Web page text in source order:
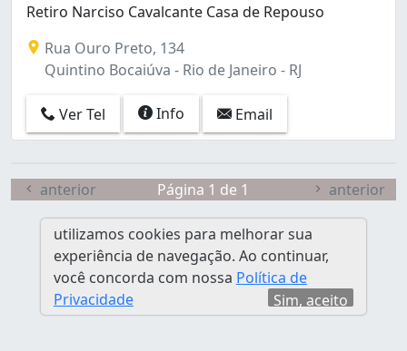
Centro (1)
Freguesia (Jacarepaguá) (1)
Glória (1)
Grajaú (2)
Guaratiba (3)
Itanhangá (1)
Madureira (2)
Moneró (1)
Méier (2)
Paciência (1)
Pechincha (1)
Penha Circular (1)
Retiro Narciso Cavalcante Casa de Repouso
Rua Ouro Preto, 134
Quintino Bocaiúva - Rio de Janeiro - RJ
Ver Tel Info Email
anterior Página 1 de 1 anterior
utilizamos cookies para melhorar sua
experiência de navegação. Ao continuar,
você concorda com nossa Política de
Privacidade
Sim, aceito